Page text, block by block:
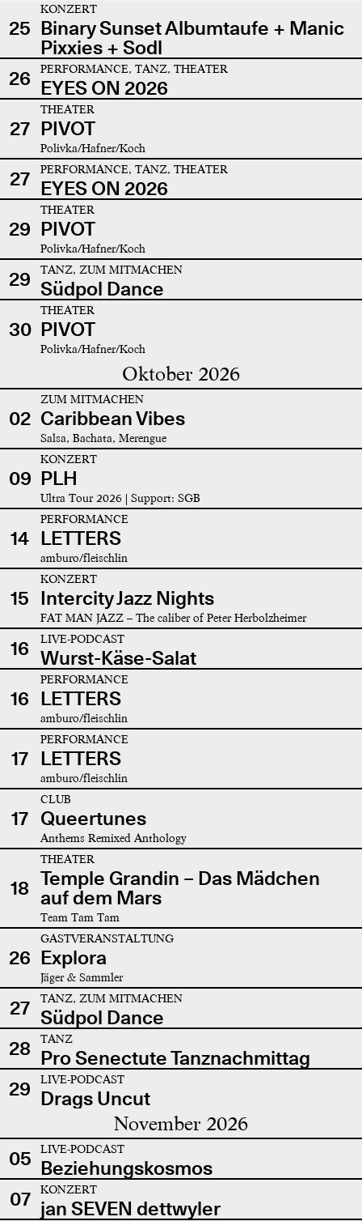
25
KONZERT
Binary Sunset Albumtaufe + Manic
Pixxies + Sodl
26
PERFORMANCE, TANZ, THEATER
EYES ON 2026
27
THEATER
PIVOT
Polivka/Hafner/Koch
27 PERFORMANCE, TANZ, THEATER
EYES ON 2026
29
THEATER
PIVOT
Polivka/Hafner/Koch
29 TANZ, ZUM MITMACHEN
Südpol Dance
30
THEATER
PIVOT
Polivka/Hafner/Koch
Oktober 2026
02
ZUM MITMACHEN
Caribbean Vibes
Salsa, Bachata, Merengue
09
KONZERT
PLH
Ultra Tour 2026 | Support: SGB
14
PERFORMANCE
LETTERS
amburo/fleischlin
15
KONZERT
Intercity Jazz Nights
FAT MAN JAZZ – The caliber of Peter Herbolzheimer
16 LIVE-PODCAST
Wurst-Käse-Salat
16
PERFORMANCE
LETTERS
amburo/fleischlin
17
PERFORMANCE
LETTERS
amburo/fleischlin
17
CLUB
Queertunes
Anthems Remixed Anthology
18
THEATER
Temple Grandin – Das Mädchen
auf dem Mars
Team Tam Tam
26
GASTVERANSTALTUNG
Explora
Jäger & Sammler
27 TANZ, ZUM MITMACHEN
Südpol Dance
28
TANZ
Pro Senectute Tanznachmittag
29
LIVE-PODCAST
Drags Uncut
November 2026
05 LIVE-PODCAST
Beziehungskosmos
07
KONZERT
jan SEVEN dettwyler